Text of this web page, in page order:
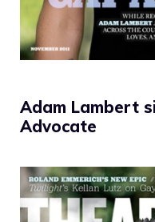
Adam Lambert
Advocate